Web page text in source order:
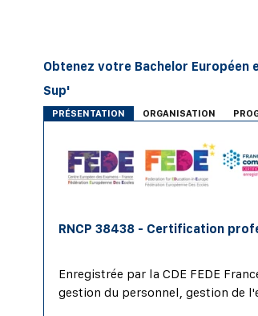
Obtenez votre Bachelor Européen
Sup'
PRÉSENTATION ORGANISATION
RNCP 38438 - Certification
Enregistrée par la CDE FEDE
gestion du personnel, gestion de